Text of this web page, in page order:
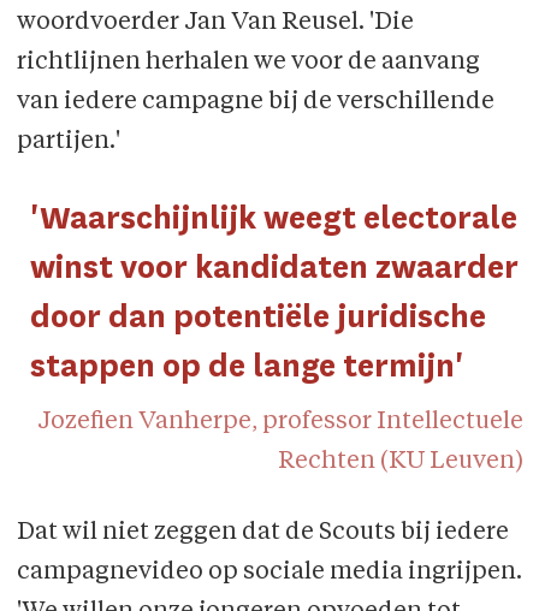
woordvoerder Jan Van Reusel. 'Die
richtlijnen herhalen we voor de aanvang
van iedere campagne bij de verschillende
partijen.'
'Waarschijnlijk weegt electorale
winst voor kandidaten zwaarder
door dan potentiële juridische
stappen op de lange termijn'
Jozefien Vanherpe, professor Intellectuele
Rechten (KU Leuven)
Dat wil niet zeggen dat de Scouts bij iedere
campagnevideo op sociale media ingrijpen.